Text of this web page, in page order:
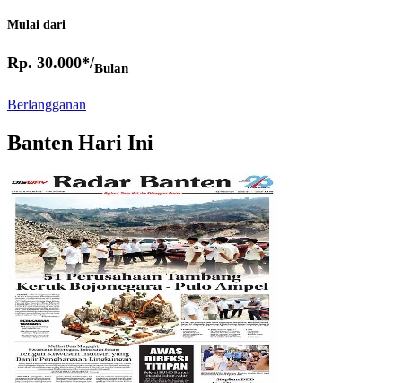
Mulai dari
Rp. 30.000*/Bulan
Berlangganan
Banten Hari Ini